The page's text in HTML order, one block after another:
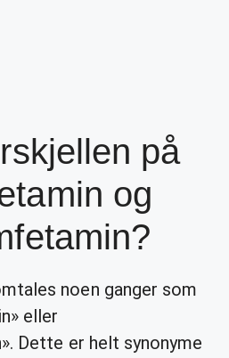
på
og
noen ganger som
eller
Dette er helt synonyme